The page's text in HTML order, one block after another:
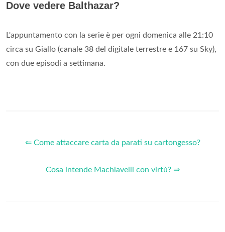
Dove vedere Balthazar?
L'appuntamento con la serie è per ogni domenica alle 21:10
circa su Giallo (canale 38 del digitale terrestre e 167 su Sky),
con due episodi a settimana.
⇐ Come attaccare carta da parati su cartongesso?
Cosa intende Machiavelli con virtù? ⇒